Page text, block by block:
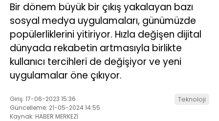
Bir dönem büyük bir çıkış yakalayan bazı
sosyal medya uygulamaları, günümüzde
popülerliklerini yitiriyor. Hızla değişen dijital
dünyada rekabetin artmasıyla birlikte
kullanıcı tercihleri de değişiyor ve yeni
uygulamalar öne çıkıyor.
Giriş: 17-06-2023 15:36
Güncelleme: 21-05-2024 14:55
Kaynak: HABER MERKEZİ
Teknoloji